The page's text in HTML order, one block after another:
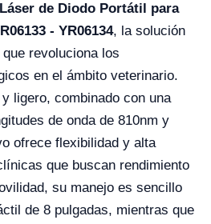
de Diodo Portátil para
- YR06134, la solución
revoluciona los
en el ámbito veterinario.
ligero, combinado con una
de onda de 810nm y
ofrece flexibilidad y alta
que buscan rendimiento
su manejo es sencillo
de 8 pulgadas, mientras que